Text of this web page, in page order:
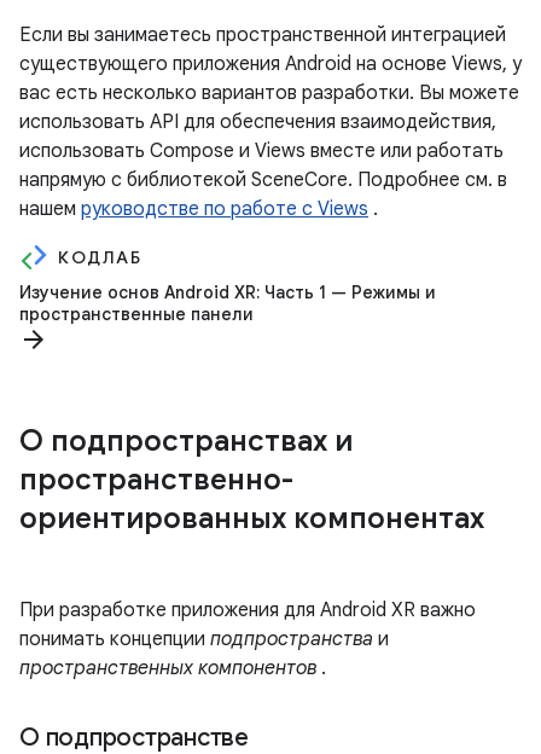
Если вы занимаетесь пространственной интеграцией
существующего приложения Android на основе Views, у
вас есть несколько вариантов разработки. Вы можете
использовать API для обеспечения взаимодействия,
использовать Compose и Views вместе или работать
напрямую с библиотекой SceneCore. Подробнее см. в
нашем руководстве по работе с Views .
КОДЛАБ
Изучение основ Android XR: Часть 1 — Режимы и
пространственные панели
arrow_forward
О подпространствах и
пространственно-
ориентированных компонентах
При разработке приложения для Android XR важно
понимать концепции подпространства и
пространственных компонентов .
О подпространстве